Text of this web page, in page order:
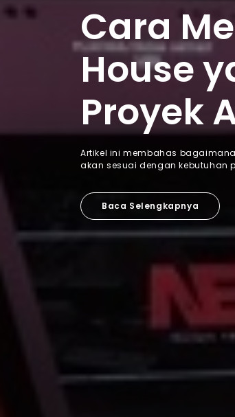
Cara
House
Proyek
Artikel ini membahas
akan sesuai dengan kebutuhan
Baca Selengkapnya